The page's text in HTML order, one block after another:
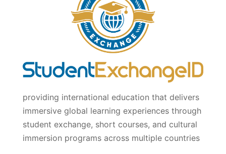
providing international education that delivers
immersive global learning experiences through
student exchange, short courses, and cultural
immersion programs across multiple countries